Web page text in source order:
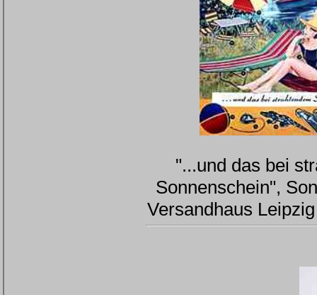
"...und das bei
Sonnenschein",
Versandhaus